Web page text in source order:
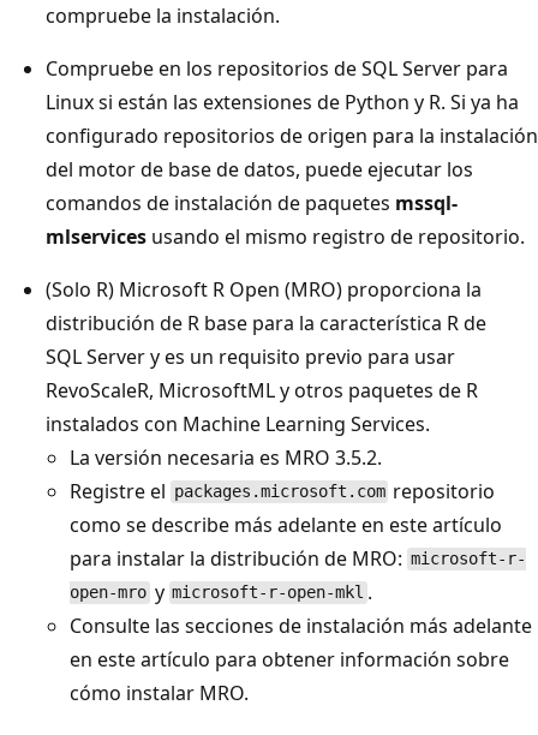
compruebe la instalación.
Compruebe en los repositorios de SQL Server para
Linux si están las extensiones de Python y R. Si ya ha
configurado repositorios de origen para la instalación
del motor de base de datos, puede ejecutar los
comandos de instalación de paquetes mssql-
mlservices usando el mismo registro de repositorio.
(Solo R) Microsoft R Open (MRO) proporciona la
distribución de R base para la característica R de
SQL Server y es un requisito previo para usar
RevoScaleR, MicrosoftML y otros paquetes de R
instalados con Machine Learning Services.
La versión necesaria es MRO 3.5.2.
Registre el packages.microsoft.com repositorio
como se describe más adelante en este artículo
para instalar la distribución de MRO: microsoft-r-
open-mro y microsoft-r-open-mkl .
Consulte las secciones de instalación más adelante
en este artículo para obtener información sobre
cómo instalar MRO.